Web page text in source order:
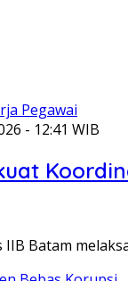
- 12:41 WIB
Batam